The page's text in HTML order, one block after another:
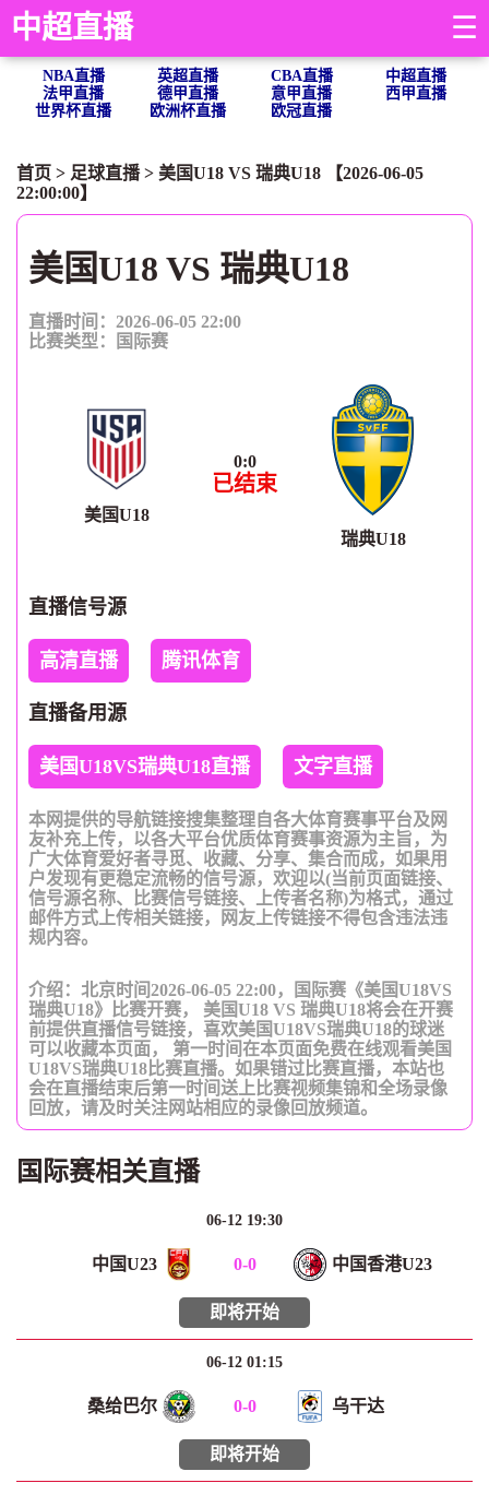
中超直播 ☰
NBA直播 英超直播 CBA直播
中超直播
法甲直播
德甲直播 意甲直播
西甲直播
世界杯直播
欧洲杯直播 欧冠直播
首页 > 足球直播> 美国U18 VS 瑞典U18 【2026-06-05
22:00:00】
美国U18 VS 瑞典U18
直播时间：2026-06-05 22:00
比赛类型：
国际赛
美国U18
0:0
已结束
瑞典U18
直播信号源
高清直播 腾讯体育
直播备用源
美国U18VS瑞典U18直播 文字直播
本网提供的导航链接搜集整理自各大体育赛事平台及网
友补充上传，以各大平台优质体育赛事资源为主旨，为
广大体育爱好者寻觅、收藏、分享、集合而成，如果用
户发现有更稳定流畅的信号源，欢迎以(当前页面链接、
信号源名称、比赛信号链接、上传者名称)为格式，通过
邮件方式上传相关链接，网友上传链接不得包含违法违
规内容。
介绍：北京时间2026-06-05 22:00，国际赛《美国U18VS
瑞典U18》比赛开赛， 美国U18 VS 瑞典U18将会在开赛
前提供直播信号链接，喜欢美国U18VS瑞典U18的球迷
可以收藏本页面， 第一时间在本页面免费在线观看美国
U18VS瑞典U18比赛直播。如果错过比赛直播，本站也
会在直播结束后第一时间送上比赛视频集锦和全场录像
回放，请及时关注网站相应的录像回放频道。
国际赛相关直播
06-12 19:30
中国U23 0-0 中国香港U23
即将开始
06-12 01:15
桑给巴尔 0-0 乌干达
即将开始